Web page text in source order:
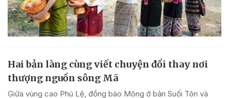
Hai bản làng cùng viết chuyện đổi thay nơi
thượng nguồn sông Mã
Giữa vùng cao Phú Lệ, đồng bào Mông ở bản Suối Tôn và